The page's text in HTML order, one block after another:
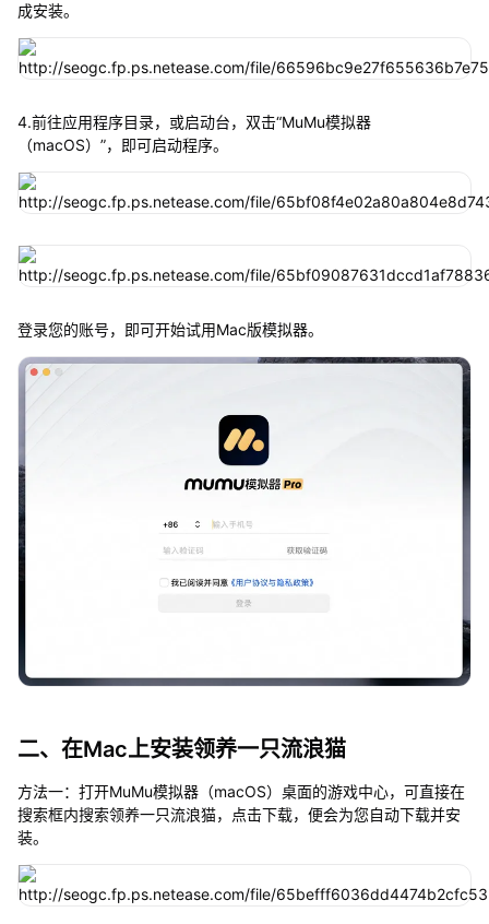
成安装。
4.前往应用程序目录，或启动台，双击“MuMu模拟器
（macOS）”，即可启动程序。
登录您的账号，即可开始试用Mac版模拟器。
二、在Mac上安装领养一只流浪猫
方法一：打开MuMu模拟器（macOS）桌面的游戏中心，可直接在
搜索框内搜索领养一只流浪猫，点击下载，便会为您自动下载并安
装。